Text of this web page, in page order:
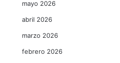
mayo 2026
abril 2026
marzo 2026
febrero 2026